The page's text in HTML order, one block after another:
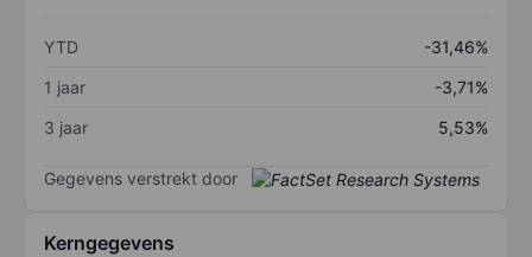
YTD
-31,46%
1 jaar
-3,71%
3 jaar
5,53%
Gegevens verstrekt door
Kerngegevens